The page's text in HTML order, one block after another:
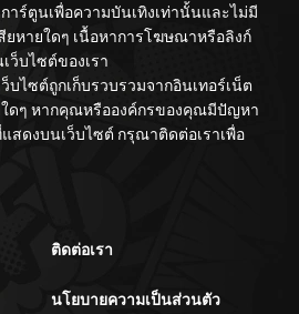
าร์ตูนเพื่อความบันเทิงเท่านั้นและไม่มี
หายใดๆ เนื้อหาการโฆษณาหรือลิงก์
บไซต์ของเรา
ไซต์ถูกเก็บรวบรวมจากอินเทอร์เน็ต
ใดๆ หากคุณหรือองค์กรของคุณมีปัญหา
สดงบนเว็บไซต์ กรุณาติดต่อเราเพื่อ
ติดต่อเรา
นโยบายความเป็นส่วนตัว